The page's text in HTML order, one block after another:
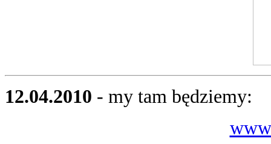
12.04.2010 - my tam będziemy: